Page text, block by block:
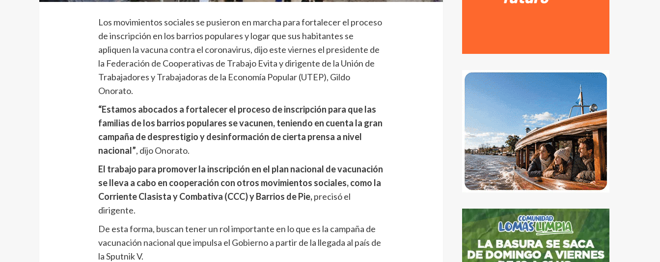
Los movimientos sociales se pusieron en marcha para fortalecer el proceso
de inscripción en los barrios populares y logar que sus habitantes se
apliquen la vacuna contra el coronavirus, dijo este viernes el presidente de
la Federación de Cooperativas de Trabajo Evita y dirigente de la Unión de
Trabajadores y Trabajadoras de la Economía Popular (UTEP), Gildo
Onorato.
“Estamos abocados a fortalecer el proceso de inscripción para que las
familias de los barrios populares se vacunen, teniendo en cuenta la gran
campaña de desprestigio y desinformación de cierta prensa a nivel
nacional”, dijo Onorato.
El trabajo para promover la inscripción en el plan nacional de vacunación
se lleva a cabo en cooperación con otros movimientos sociales, como la
Corriente Clasista y Combativa (CCC) y Barrios de Pie,precisó el
dirigente.
De esta forma, buscan tener un rol importante en lo que es la campaña de
vacunación nacional que impulsa el Gobierno a partir de la llegada al país de
la Sputnik V.